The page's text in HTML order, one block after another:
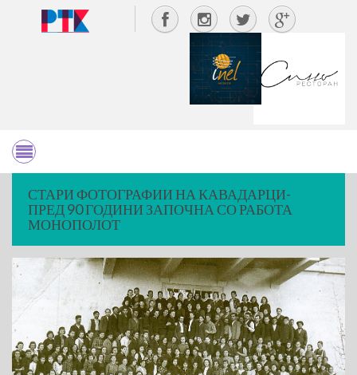
СТАРИ ФОТОГРАФИИ НА КАВАДАРЦИ-
ПРЕД 90 ГОДИНИ ЗАПОЧНА СО РАБОТА
МОНОПОЛОТ